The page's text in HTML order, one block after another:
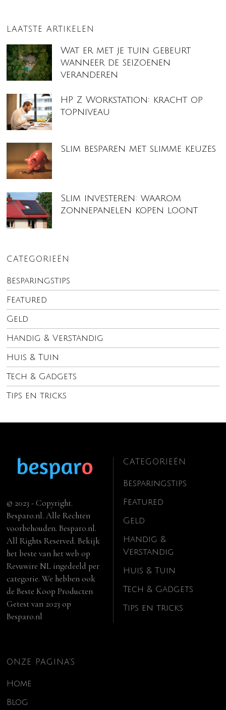
LAATSTE ARTIKELEN
Wat er met je tuin gebeurt
wanneer de seizoenen
veranderen
HP Z Workstation: kracht op
topniveau
Slim besparen met slimme keuzes
Slim investeren: waarom
zonnepanelen kopen loont
CATEGORIEËN
Besparingstips
Featured
Geld
Handig & Verstandig
Huis & Tuin
Tech & Gadgets
Tips en tricks
© 2023 - Copyright.
Besparo.nl. Alle Rechten
voorbehouden. Besparo.nl.
All Rights Reserved. Bekijk
het beste van het web op
Revuwire NL ingedeeld per
categorie. We hebben ook
deBeste Koop Producten
Getest van 2023 op
Besparo.nl
CATEGORIEËN
Besparingstips
Featured
Geld
Handig &
Verstandig
Huis & Tuin
Tech & Gadgets
Tips en tricks
ONZE PAGINA’S
Home
Blog